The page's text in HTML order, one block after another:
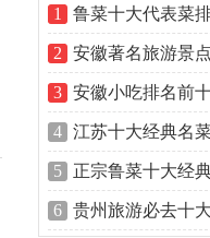
1 鲁菜十大代表菜排名
2 安徽著名旅游景点有
3 安徽小吃排名前十名
4 江苏十大经典名菜：
5 正宗鲁菜十大经典菜
6 贵州旅游必去十大景